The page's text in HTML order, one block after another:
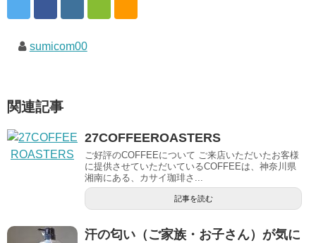
sumicom00
関連記事
27COFFEEROASTERS
ご好評のCOFFEEについて ご来店いただいたお客様
に提供させていただいているCOFFEEは、神奈川県
湘南にある、カサイ珈琲さ...
記事を読む
汗の匂い（ご家族・お子さん）が気に